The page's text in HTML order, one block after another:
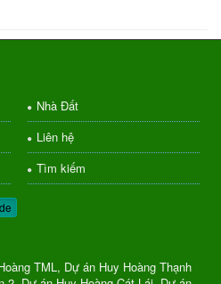
Nhà Đất
Liên hệ
Tìm kiếm
TML, Dự án Huy Hoàng Thạnh